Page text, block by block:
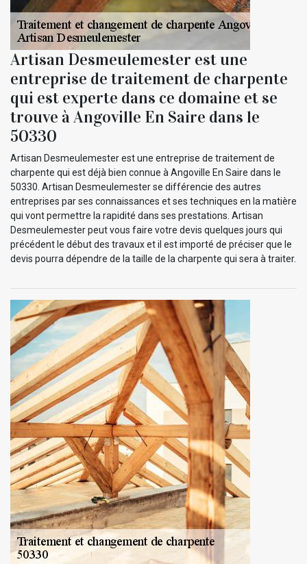
Artisan Desmeulemester est une
entreprise de traitement de charpente
qui est experte dans ce domaine et se
trouve à Angoville En Saire dans le
50330
Artisan Desmeulemester est une entreprise de traitement de
charpente qui est déjà bien connue à Angoville En Saire dans le
50330. Artisan Desmeulemester se différencie des autres
entreprises par ses connaissances et ses techniques en la matière
qui vont permettre la rapidité dans ses prestations. Artisan
Desmeulemester peut vous faire votre devis quelques jours qui
précédent le début des travaux et il est importé de préciser que le
devis pourra dépendre de la taille de la charpente qui sera à traiter.